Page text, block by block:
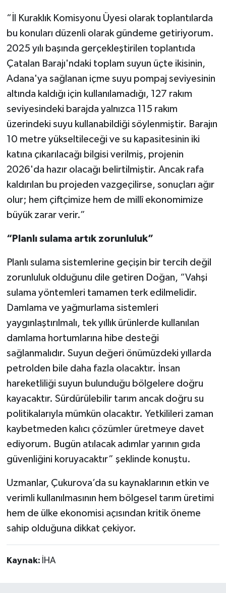
“İl Kuraklık Komisyonu Üyesi olarak toplantılarda
bu konuları düzenli olarak gündeme getiriyorum.
2025 yılı başında gerçekleştirilen toplantıda
Çatalan Barajı'ndaki toplam suyun üçte ikisinin,
Adana'ya sağlanan içme suyu pompaj seviyesinin
altında kaldığı için kullanılamadığı, 127 rakım
seviyesindeki barajda yalnızca 115 rakım
üzerindeki suyu kullanabildiği söylenmiştir. Barajın
10 metre yükseltileceği ve su kapasitesinin iki
katına çıkarılacağı bilgisi verilmiş, projenin
2026'da hazır olacağı belirtilmiştir. Ancak rafa
kaldırılan bu projeden vazgeçilirse, sonuçları ağır
olur; hem çiftçimize hem de millî ekonomimize
büyük zarar verir.”
“Planlı sulama artık zorunluluk”
Planlı sulama sistemlerine geçişin bir tercih değil
zorunluluk olduğunu dile getiren Doğan, “Vahşi
sulama yöntemleri tamamen terk edilmelidir.
Damlama ve yağmurlama sistemleri
yaygınlaştırılmalı, tek yıllık ürünlerde kullanılan
damlama hortumlarına hibe desteği
sağlanmalıdır. Suyun değeri önümüzdeki yıllarda
petrolden bile daha fazla olacaktır. İnsan
hareketliliği suyun bulunduğu bölgelere doğru
kayacaktır. Sürdürülebilir tarım ancak doğru su
politikalarıyla mümkün olacaktır. Yetkilileri zaman
kaybetmeden kalıcı çözümler üretmeye davet
ediyorum. Bugün atılacak adımlar yarının gıda
güvenliğini koruyacaktır” şeklinde konuştu.
Uzmanlar, Çukurova’da su kaynaklarının etkin ve
verimli kullanılmasının hem bölgesel tarım üretimi
hem de ülke ekonomisi açısından kritik öneme
sahip olduğuna dikkat çekiyor.
Kaynak: İHA